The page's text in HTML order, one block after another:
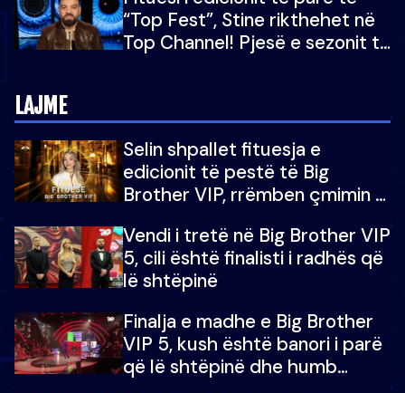
“Top Fest”, Stine rikthehet në
Top Channel! Pjesë e sezonit të
LAJME
Selin shpallet fituesja e
edicionit të pestë të Big
Brother VIP, rrëmben çmimin e
Vendi i tretë në Big Brother VIP
5, cili është finalisti i radhës që
lë shtëpinë
Finalja e madhe e Big Brother
VIP 5, kush është banori i parë
që lë shtëpinë dhe humb